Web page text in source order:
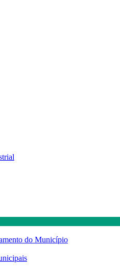
do Município